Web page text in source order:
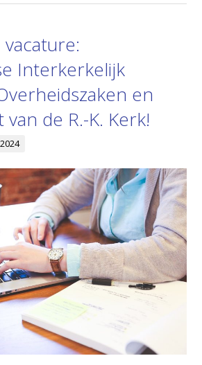
Interkerkelijk
en
de R.-K. Kerk!